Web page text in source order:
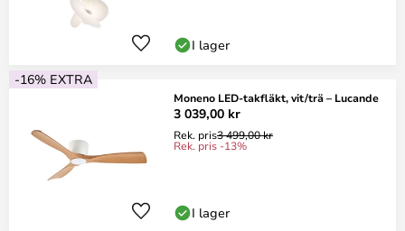
I lager
-16% EXTRA
Moneno LED-takfläkt, vit/trä – Lucande
3 039,00 kr
Rek. pris3 499,00 kr
Rek. pris -13%
I lager